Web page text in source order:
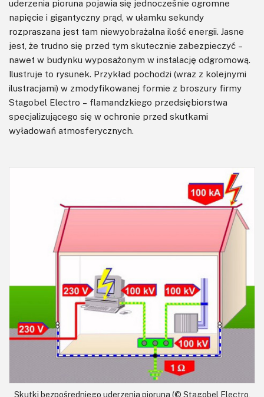
uderzenia pioruna pojawia się jednocześnie ogromne
napięcie i gigantyczny prąd, w ułamku sekundy
rozpraszana jest tam niewyobrażalna ilość energii. Jasne
jest, że trudno się przed tym skutecznie zabezpieczyć –
nawet w budynku wyposażonym w instalację odgromową.
Ilustruje to rysunek. Przykład pochodzi (wraz z kolejnymi
ilustracjami) w zmodyfikowanej formie z broszury firmy
Stagobel Electro – flamandzkiego przedsiębiorstwa
specjalizującego się w ochronie przed skutkami
wyładowań atmosferycznych.
Skutki bezpośredniego uderzenia pioruna (© Stagobel Electro,